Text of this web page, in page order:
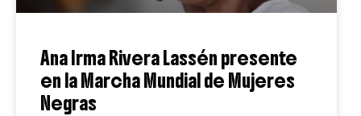
Ana Irma Rivera Lassén presente
en la Marcha Mundial de Mujeres
Negras